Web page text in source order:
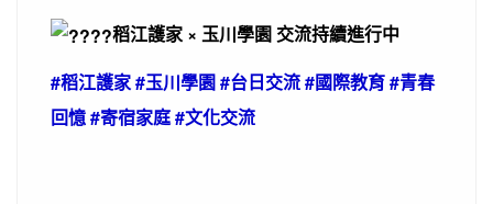
稻江護家 × 玉川學園 交流持續進行中
#稻江護家 #玉川學園 #台日交流 #國際教育 #青春
回憶 #寄宿家庭 #文化交流